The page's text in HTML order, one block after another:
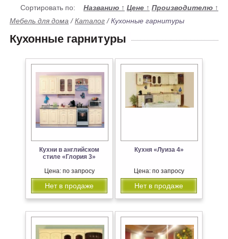
Сортировать по: Названию ↑ Цене ↑ Производителю ↑
Мебель для дома /Каталог /Кухонные гарнитуры
Кухонные гарнитуры
Кухни в английском
стиле «Глория 3»
Цена: по запросу
Нет в продаже
Кухня «Луиза 4»
Цена: по запросу
Нет в продаже